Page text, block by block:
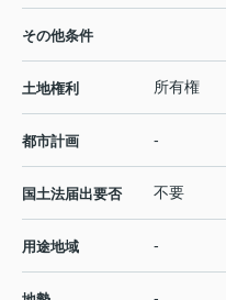
その他条件
土地権利 所有権
都市計画 -
国土法届出要否 不要
用途地域 -